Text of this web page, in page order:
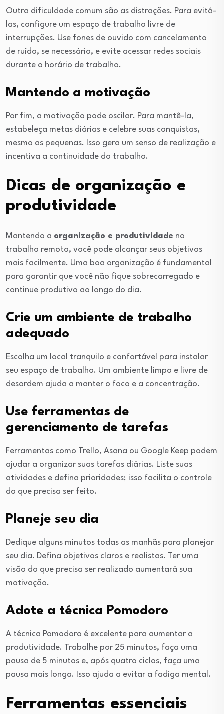
Outra dificuldade comum são as distrações. Para evitá-
las, configure um espaço de trabalho livre de
interrupções. Use fones de ouvido com cancelamento
de ruído, se necessário, e evite acessar redes sociais
durante o horário de trabalho.
Mantendo a motivação
Por fim, a motivação pode oscilar. Para mantê-la,
estabeleça metas diárias e celebre suas conquistas,
mesmo as pequenas. Isso gera um senso de realização e
incentiva a continuidade do trabalho.
Dicas de organização e
produtividade
Mantendo a organização e produtividade no
trabalho remoto, você pode alcançar seus objetivos
mais facilmente. Uma boa organização é fundamental
para garantir que você não fique sobrecarregado e
continue produtivo ao longo do dia.
Crie um ambiente de trabalho
adequado
Escolha um local tranquilo e confortável para instalar
seu espaço de trabalho. Um ambiente limpo e livre de
desordem ajuda a manter o foco e a concentração.
Use ferramentas de
gerenciamento de tarefas
Ferramentas como Trello, Asana ou Google Keep podem
ajudar a organizar suas tarefas diárias. Liste suas
atividades e defina prioridades; isso facilita o controle
do que precisa ser feito.
Planeje seu dia
Dedique alguns minutos todas as manhãs para planejar
seu dia. Defina objetivos claros e realistas. Ter uma
visão do que precisa ser realizado aumentará sua
motivação.
Adote a técnica Pomodoro
A técnica Pomodoro é excelente para aumentar a
produtividade. Trabalhe por 25 minutos, faça uma
pausa de 5 minutos e, após quatro ciclos, faça uma
pausa mais longa. Isso ajuda a evitar a fadiga mental.
Ferramentas essenciais